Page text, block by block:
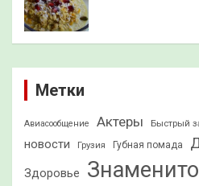
Метки
Авиасообщение Актеры Быстрый
новости
Грузия Губная помада
Здоровье